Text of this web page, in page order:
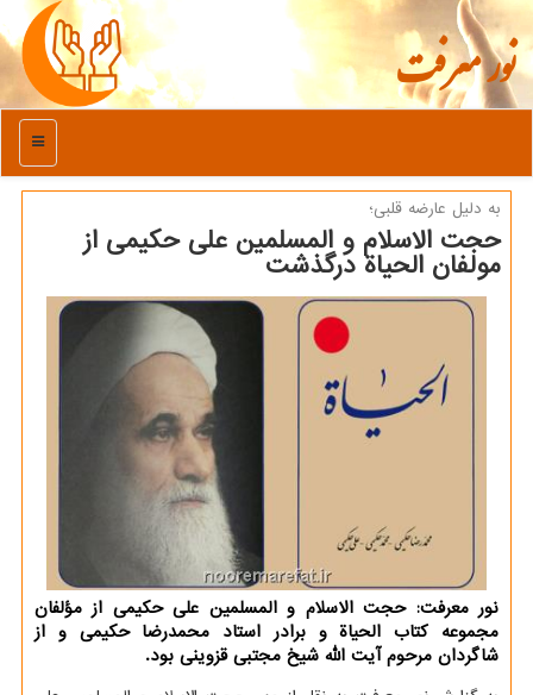
نور معرفت
منو
به دلیل عارضه قلبی؛
حجت الاسلام و المسلمین علی حكیمی از
مولفان الحیاة درگذشت
نور معرفت: حجت الاسلام و المسلمین علی حکیمی از مؤلفان
مجموعه کتاب الحیاة و برادر استاد محمدرضا حکیمی و از
شاگردان مرحوم آیت الله شیخ مجتبی قزوینی بود.